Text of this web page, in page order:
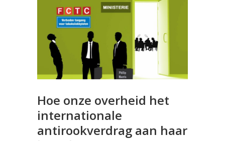
Hoe onze overheid het
internationale
antirookverdrag aan haar